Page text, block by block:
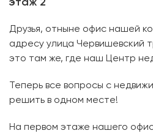
этаж 2
Друзья, отныне офис нашей
адресу улица Червишевский
это там же, где наш Центр
Теперь все вопросы с
решить в одном месте!
На первом этаже нашего